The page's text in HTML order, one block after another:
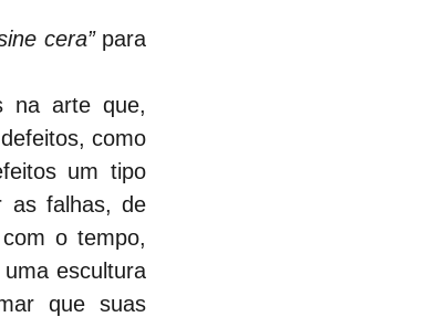
cera” para
na arte que,
como
um tipo
as falhas, de
o tempo,
escultura
que suas